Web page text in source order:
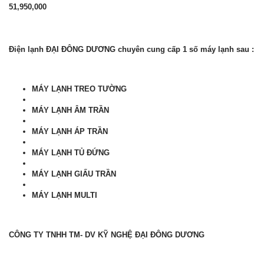
51,950,000
Điện lạnh ĐẠI ĐÔNG DƯƠNG chuyên cung cấp 1 số máy lạnh sau :
MÁY LẠNH TREO TƯỜNG
MÁY LẠNH ÂM TRẦN
MÁY LẠNH ÁP TRẦN
MÁY LẠNH TỦ ĐỨNG
MÁY LẠNH GIẤU TRẦN
MÁY LẠNH MULTI
CÔNG TY TNHH TM- DV KỸ NGHỆ ĐẠI ĐÔNG DƯƠNG